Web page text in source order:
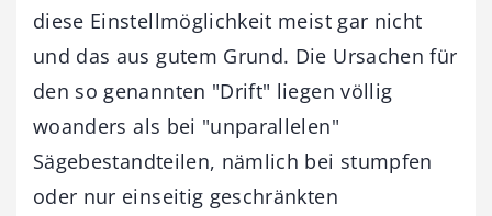
diese Einstellmöglichkeit meist gar nicht
und das aus gutem Grund. Die Ursachen für
den so genannten "Drift" liegen völlig
woanders als bei "unparallelen"
Sägebestandteilen, nämlich bei stumpfen
oder nur einseitig geschränkten